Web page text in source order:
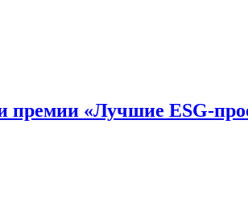
премии «Лучшие ESG-